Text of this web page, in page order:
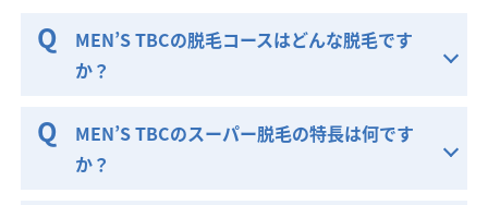
MEN’S TBCの脱毛コースはどんな脱毛です
か？
MEN’S TBCのスーパー脱毛の特長は何です
か？